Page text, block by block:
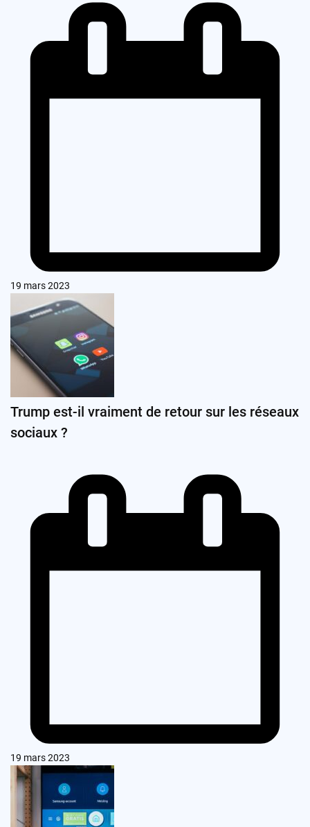
19 mars 2023
Trump est-il vraiment de retour sur les réseaux
sociaux ?
19 mars 2023